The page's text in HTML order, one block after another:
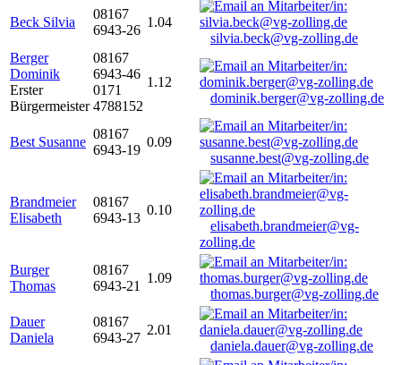
Beck Silvia
08167
6943-26
1.04
silvia.beck@vg-zolling.de
Berger
Dominik
Erster
Bürgermeister
08167
6943-46
0171
4788152
1.12
dominik.berger@vg-zolling.de
Best Susanne
08167
6943-19
0.09
susanne.best@vg-zolling.de
Brandmeier
Elisabeth
08167
6943-13
0.10
elisabeth.brandmeier@vg-
zolling.de
Burger
Thomas
08167
6943-21
1.09
thomas.burger@vg-zolling.de
Dauer
Daniela
08167
6943-27
2.01
daniela.dauer@vg-zolling.de